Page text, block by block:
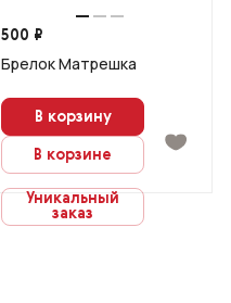
500 ₽
Брелок Матрешка
В корзину
В корзине
Уникальный
заказ